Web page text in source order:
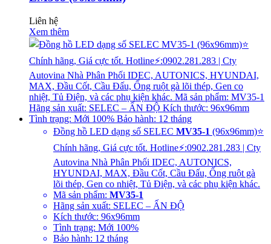
Liên hệ
Xem thêm
Đồng hồ LED dạng số SELEC MV35-1 (96x96mm)⭐
Chính hãng, Giá cực tốt. Hotline⚡:0902.281.283 | Cty
Autovina Nhà Phân Phối IDEC, AUTONICS,
HYUNDAI, MAX, Đầu Cốt, Cầu Đấu, Ống ruột gà
lõi thép, Gen co nhiệt, Tủ Điện, và các phụ kiện khác.
Mã sản phẩm: MV35-1
Hãng sản xuất: SELEC – ẤN ĐỘ
Kích thước: 96x96mm
Tình trạng: Mới 100%
Bảo hành: 12 tháng